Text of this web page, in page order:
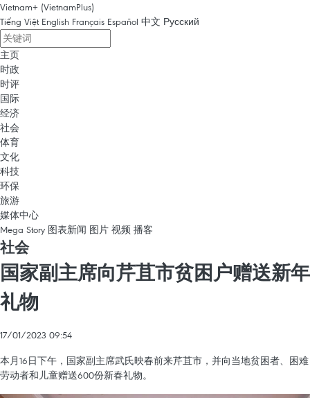
Vietnam+ (VietnamPlus)
Tiếng Việt English Français Español 中文 Русский
主页
时政
时评
国际
经济
社会
体育
文化
科技
环保
旅游
媒体中心
Mega Story 图表新闻 图片 视频 播客
社会
国家副主席向芹苴市贫困户赠送新年
礼物
17/01/2023 09:54
本月16日下午，国家副主席武氏映春前来芹苴市，并向当地贫困者、困难
劳动者和儿童赠送600份新春礼物。